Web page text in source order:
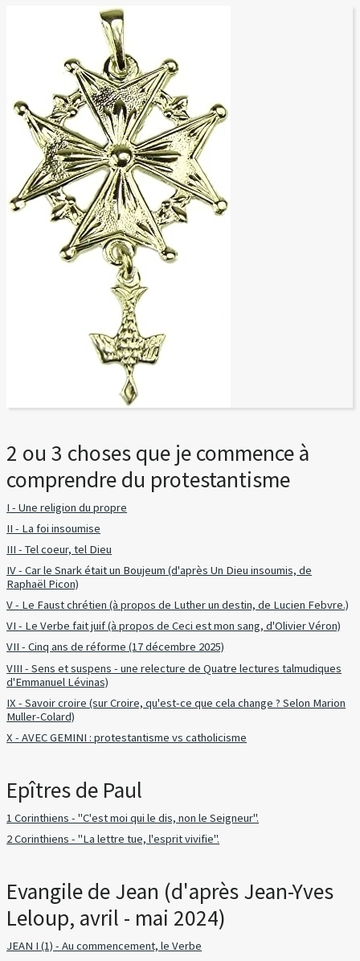
2 ou 3 choses que je commence à
comprendre du protestantisme
I - Une religion du propre
II - La foi insoumise
III - Tel coeur, tel Dieu
IV - Car le Snark était un Boujeum (d'après Un Dieu insoumis, de
Raphaël Picon)
V - Le Faust chrétien (à propos de Luther un destin, de Lucien Febvre.)
VI - Le Verbe fait juif (à propos de Ceci est mon sang, d'Olivier Véron)
VII - Cinq ans de réforme (17 décembre 2025)
VIII - Sens et suspens - une relecture de Quatre lectures talmudiques
d'Emmanuel Lévinas)
IX - Savoir croire (sur Croire, qu'est-ce que cela change ? Selon Marion
Muller-Colard)
X - AVEC GEMINI : protestantisme vs catholicisme
Epîtres de Paul
1 Corinthiens - "C'est moi qui le dis, non le Seigneur".
2 Corinthiens - "La lettre tue, l'esprit vivifie".
Evangile de Jean (d'après Jean-Yves
Leloup, avril - mai 2024)
JEAN I (1) - Au commencement, le Verbe